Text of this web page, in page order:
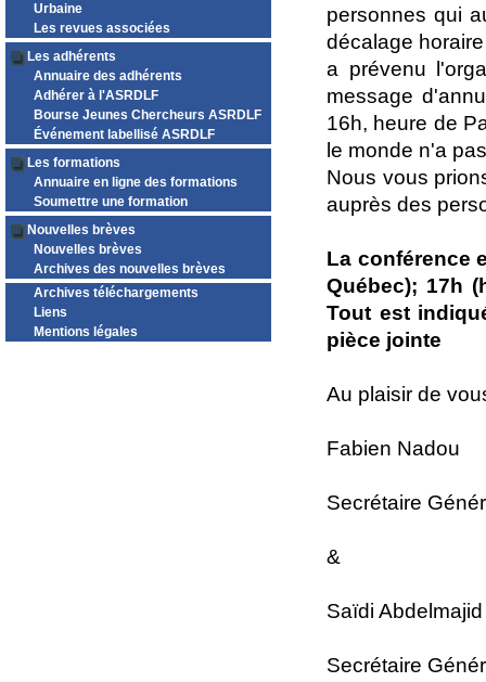
Urbaine
Les revues associées
Les adhérents
Annuaire des adhérents
Adhérer à l'ASRDLF
Bourse Jeunes Chercheurs ASRDLF
Événement labellisé ASRDLF
Les formations
Annuaire en ligne des formations
Soumettre une formation
Nouvelles brèves
Nouvelles brèves
Archives des nouvelles brèves
Archives téléchargements
Liens
Mentions légales
personnes qui
décalage
a prévenu
message
16h, heure de
le monde n'a
Nous vous
auprès des
La conférence
Québec); 17h
Tout est
pièce jointe
Au plaisir de
Fabien Nadou
Secrétaire
&
Saïdi Abdelmajid
Secrétaire